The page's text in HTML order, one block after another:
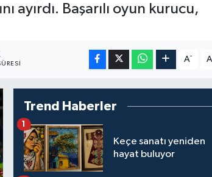
ayırdı. Başarılı oyun kurucu,
A- A
Trend Haberler
Keçe sanatı yeniden
hayat buluyor
1